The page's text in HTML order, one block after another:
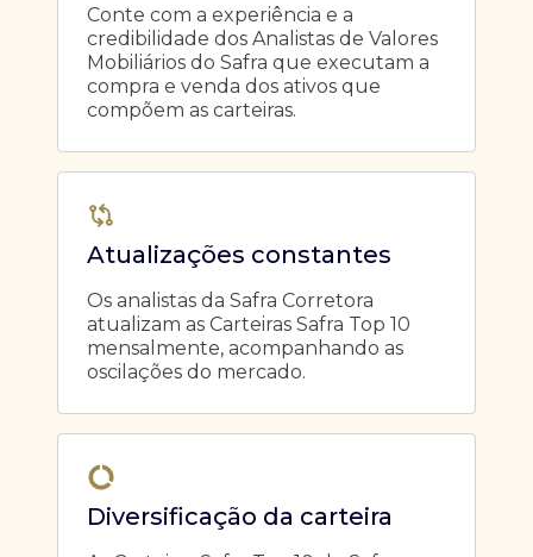
Conte com a experiência e a
credibilidade dos Analistas de Valores
Mobiliários do Safra que executam a
compra e venda dos ativos que
compõem as carteiras.
Atualizações constantes
Os analistas da Safra Corretora
atualizam as Carteiras Safra Top 10
mensalmente, acompanhando as
oscilações do mercado.
Diversificação da carteira